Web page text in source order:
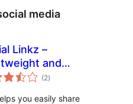
media
Linkz –
and
media
(2toplam
puan
)
you easily share